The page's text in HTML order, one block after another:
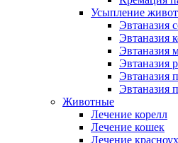
Усыпление
Эвтаназия
Эвтаназия
Эвтаназия
Эвтаназия
Эвтаназия
Эвтаназия
Животные
Лечение корелл
Лечение кошек
Лечение